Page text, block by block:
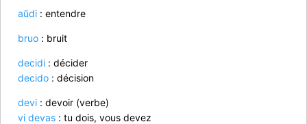
aŭdi: entendre
bruo: bruit
decidi: décider
decido: décision
devi: devoir (verbe)
vi devas: tu dois, vous devez